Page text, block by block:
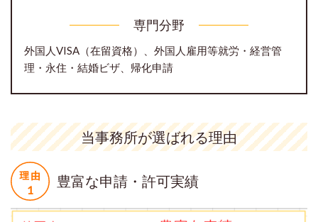
専門分野
外国人VISA（在留資格）、外国人雇用等就労・経営管
理・永住・結婚ビザ、帰化申請
当事務所が選ばれる理由
豊富な申請・許可実績